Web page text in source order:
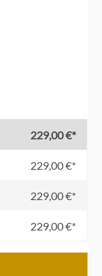
229,00 €*
229,00 €*
229,00 €*
229,00 €*